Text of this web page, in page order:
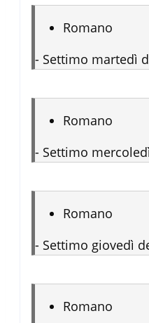
Romano
- Settimo martedì
Romano
- Settimo
Romano
- Settimo giovedì
Romano